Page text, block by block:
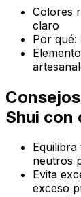
Colores
claro
Por qué:
Shui con
neutros
Evita
exceso